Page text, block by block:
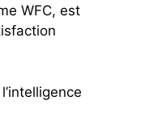
WFC, est